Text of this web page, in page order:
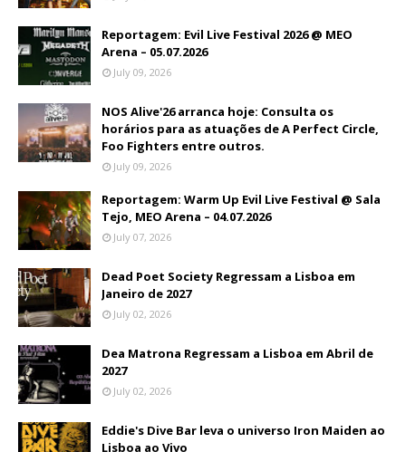
Reportagem: Evil Live Festival 2026 @ MEO
Arena – 05.07.2026
July 09, 2026
NOS Alive'26 arranca hoje: Consulta os
horários para as atuações de A Perfect Circle,
Foo Fighters entre outros.
July 09, 2026
Reportagem: Warm Up Evil Live Festival @ Sala
Tejo, MEO Arena – 04.07.2026
July 07, 2026
Dead Poet Society Regressam a Lisboa em
Janeiro de 2027
July 02, 2026
Dea Matrona Regressam a Lisboa em Abril de
2027
July 02, 2026
Eddie's Dive Bar leva o universo Iron Maiden ao
Lisboa ao Vivo